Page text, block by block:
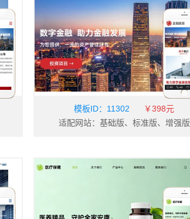
模板ID： 11302
￥398元
适配网站：基础版、标准版、增强版